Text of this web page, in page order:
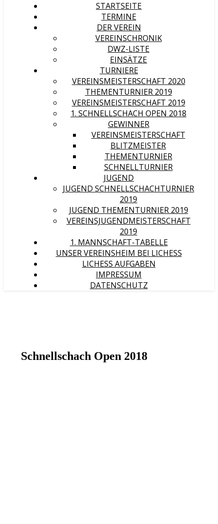
STARTSEITE
TERMINE
DER VEREIN
VEREINSCHRONIK
DWZ-LISTE
EINSÄTZE
TURNIERE
VEREINSMEISTERSCHAFT 2020
THEMENTURNIER 2019
VEREINSMEISTERSCHAFT 2019
1. SCHNELLSCHACH OPEN 2018
GEWINNER
VEREINSMEISTERSCHAFT
BLITZMEISTER
THEMENTURNIER
SCHNELLTURNIER
JUGEND
JUGEND SCHNELLSCHACHTURNIER
2019
JUGEND THEMENTURNIER 2019
VEREINSJUGENDMEISTERSCHAFT
2019
1. MANNSCHAFT-TABELLE
UNSER VEREINSHEIM BEI LICHESS
LICHESS AUFGABEN
IMPRESSUM
DATENSCHUTZ
Schnellschach Open 2018